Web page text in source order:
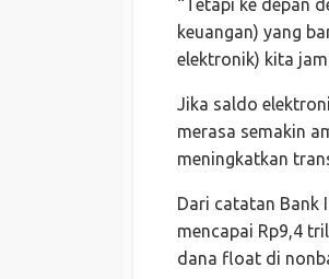
“Tetapi ke depan
keuangan) yang
elektronik) kita
Jika saldo
merasa semakin
meningkatkan
Dari catatan Bank
mencapai Rp9,4
dana float di